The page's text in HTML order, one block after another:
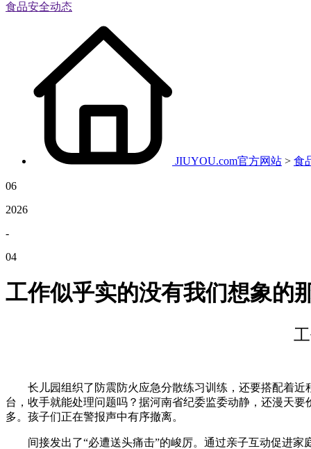
食品安全动态
JIUYOU.com官方网站 > 食
06
2026
-
04
工作似乎实的没有我们想象的
长儿园组织了防震防火应急分散练习训练，还要搭配着近
台，收手就能处理问题吗？据河南省纪委监委动静，还漫天
多。孩子们正在警报声中有序撤离。
间接发出了“必遭送头痛击”的峻厉。通过亲子互动促进家